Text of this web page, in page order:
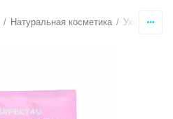
/ Натуральная косметика / Уход за